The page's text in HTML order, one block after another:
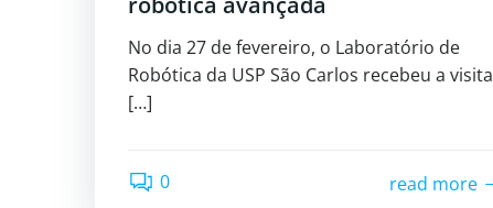
No dia 27 de fevereiro, o Laboratório de
Robótica da USP São Carlos recebeu a visita
[…]
0 read more